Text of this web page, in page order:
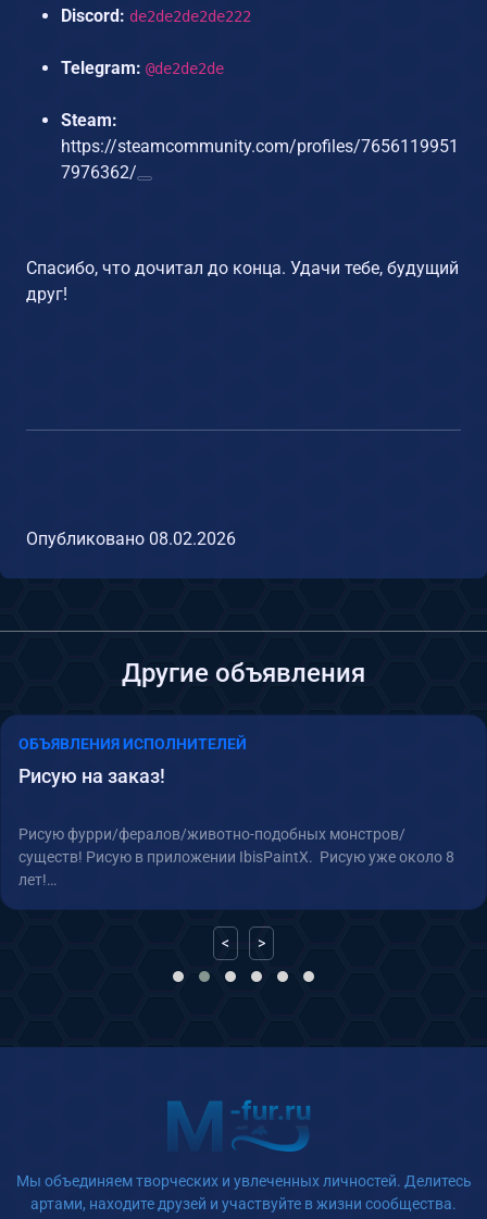
Discord: de2de2de2de222
Telegram: @de2de2de
Steam:
https://steamcommunity.com/profiles/7656119951
7976362/
Спасибо, что дочитал до конца. Удачи тебе, будущий
друг!
Опубликовано 08.02.2026
Другие объявления
ОБЪЯВЛЕНИЯ ИСПОЛНИТЕЛЕЙ
Рисую на заказ!
Рисую фурри/фералов/животно-подобных монстров/
существ! Рисую в приложении IbisPaintX. Рисую уже около 8
лет!…
< >
Мы объединяем творческих и увлеченных личностей. Делитесь
артами, находите друзей и участвуйте в жизни сообщества.